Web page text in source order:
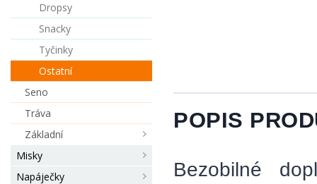
Dropsy
Snacky
Tyčinky
Ostatní
Seno
Tráva
Základní
Misky
Napáječky
POPIS
Bezobilné